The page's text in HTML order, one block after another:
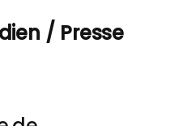
/ Presse